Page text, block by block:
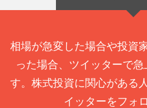
相場が急変した場合や投資
った場合、ツイッターで
す。株式投資に関心がある
イッターをフォ